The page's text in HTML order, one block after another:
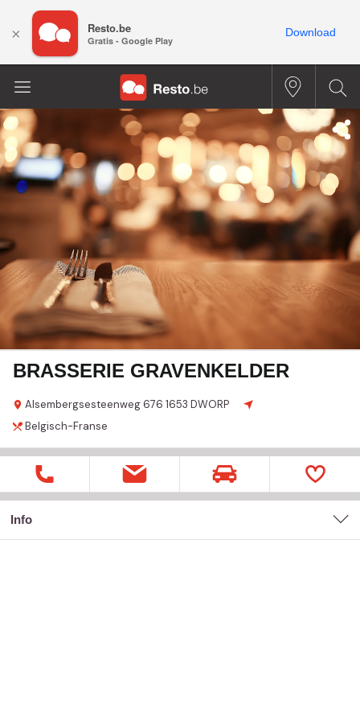
BRASSERIE GRAVENKELDER
Alsembergsesteenweg676 1653 DWORP
Belgisch-Franse
Info
× Resto.be
Gratis - Google Play
Download